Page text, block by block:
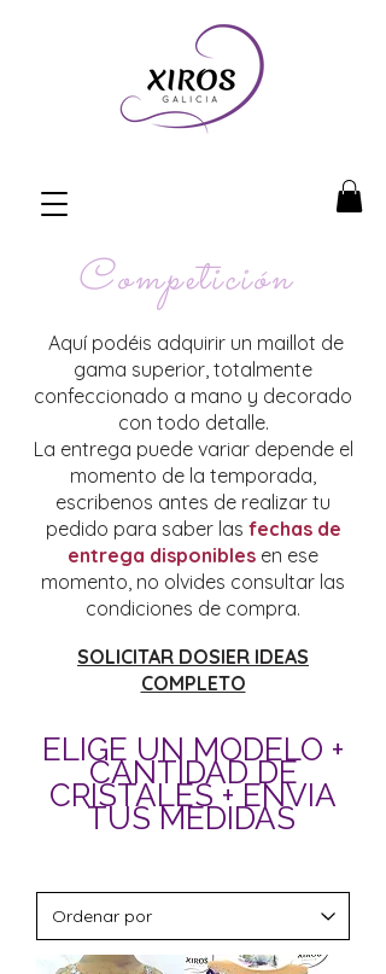
Competición
Aquí podéis adquirir un maillot de
gama superior, totalmente
confeccionado a mano y decorado
con todo detalle.
La entrega puede variar depende el
momento de la temporada,
escribenos antes de realizar tu
pedido para saber las fechas de
entrega disponibles en ese
momento, no olvides consultar las
condiciones de compra.
SOLICITAR DOSIER IDEAS
COMPLETO
ELIGE UN MODELO +
CANTIDAD DE
CRISTALES + ENVIA
TUS MEDIDAS